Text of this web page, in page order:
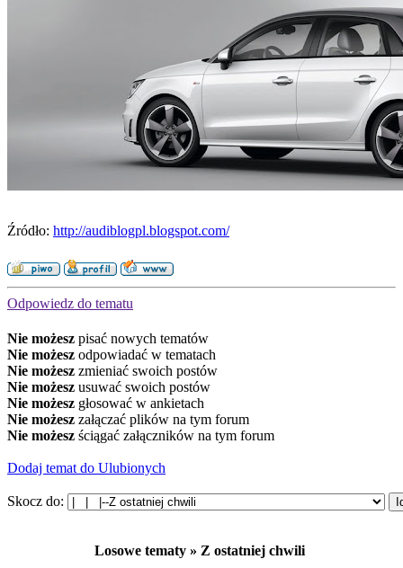
Źródło: http://audiblogpl.blogspot.com/
Odpowiedz do tematu
Nie możesz pisać nowych tematów
Nie możesz odpowiadać w tematach
Nie możesz zmieniać swoich postów
Nie możesz usuwać swoich postów
Nie możesz głosować w ankietach
Nie możesz załączać plików na tym forum
Nie możesz ściągać załączników na tym forum
Dodaj temat do Ulubionych
Skocz do:
Losowe tematy » Z ostatniej chwili